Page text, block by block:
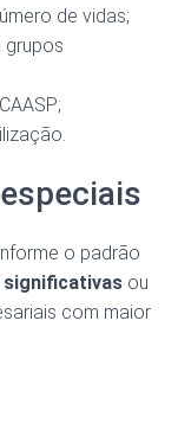
de vidas;
grupos
o padrão
significativas ou
com maior